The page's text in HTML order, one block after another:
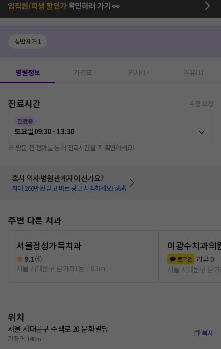
임직원/학생 할인가확인하러 가기 👀
실밥제거 1
병원정보 가격표 의사(1) 리뷰(1)
진료시간 수정 요청
진료중
토요일09:30 - 13:30
※ 방문 전 전화를 통해 진료시간을 꼭 확인하세요!
혹시 의사·병원관계자 이신가요?
최대 200만원 받고 바로 광고 시작하세요! 💰💰
주변 다른 치과
서울정성가득치과
9.1(4)
서울 서대문구 남가좌1동
83m
이광수치과의
로그인 리뷰 0
서울 서대문구 남
위치
서울 서대문구 수색로 20 문화빌딩
가좌역 140m
복사